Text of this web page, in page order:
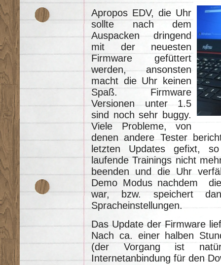
Apropos EDV, die Uhr
sollte nach dem
Auspacken dringend
mit der neuesten
Firmware gefüttert
werden, ansonsten
macht die Uhr keinen
Spaß. Firmware
Versionen unter 1.5
sind noch sehr buggy.
Viele Probleme, von
denen andere Tester
letzten Updates gefixt,
laufende Trainings nicht
beenden und die Uhr
Demo Modus nachdem
war, bzw. speichert
Spracheinstellungen.
Das Update der Firmware
Nach ca. einer halben
(der Vorgang ist
Internetanbindung für den